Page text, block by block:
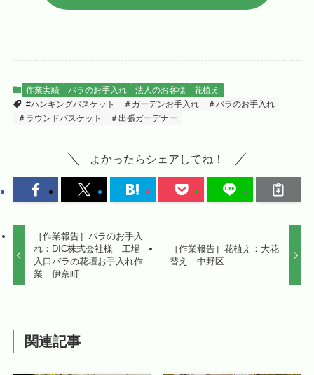
作業実績 バラのお手入れ 法人のお客様
花植え
#ハンギングバスケット
＃ガーデンお手入れ
＃バラのお手入れ
＃ラウンドバスケット
＃出張ガーデナー
よかったらシェアしてね！
［作業報告］バラのお手入
れ：DIC株式会社様 工場
入口バラの花壇お手入れ作
業 伊奈町
［作業報告］花植え：大花
替え 中野区
関連記事